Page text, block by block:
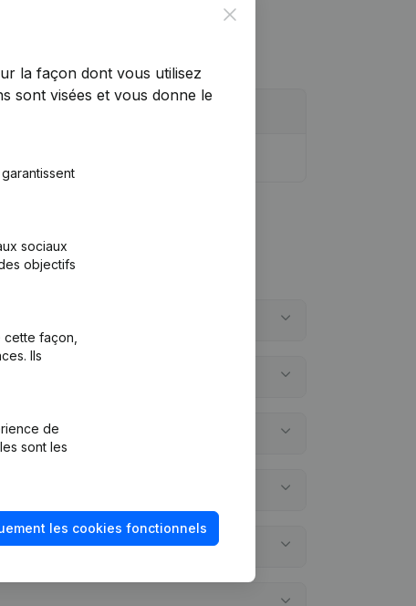
annuels?
Close
la façon dont vous utilisez
sont visées et vous donne le
sociaux
objectifs
façon,
Ils
de
sont les
les cookies fonctionnels